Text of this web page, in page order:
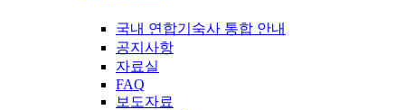
국내 연합기숙사 통합 안내
공지사항
자료실
FAQ
보도자료